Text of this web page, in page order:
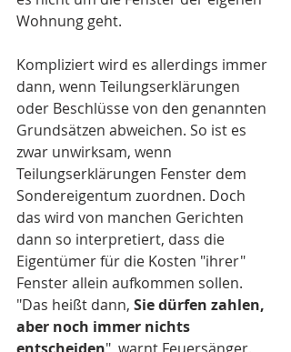
Wohnung geht.
Kompliziert wird es allerdings immer
dann, wenn Teilungserklärungen
oder Beschlüsse von den genannten
Grundsätzen abweichen. So ist es
zwar unwirksam, wenn
Teilungserklärungen Fenster dem
Sondereigentum zuordnen. Doch
das wird von manchen Gerichten
dann so interpretiert, dass die
Eigentümer für die Kosten "ihrer"
Fenster allein aufkommen sollen.
"Das heißt dann, Sie dürfen zahlen,
aber noch immer nichts